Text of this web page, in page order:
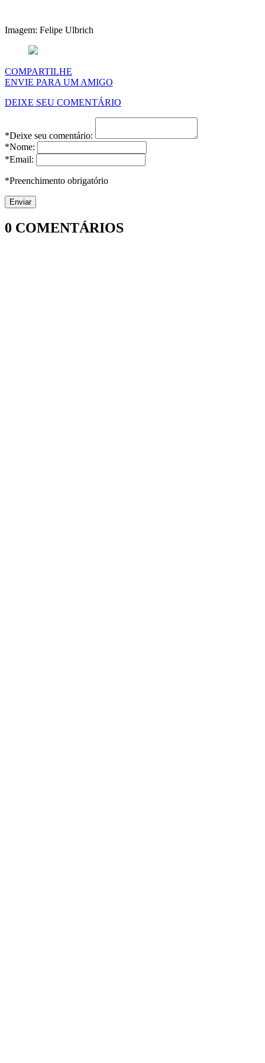
Imagem: Felipe Ulbrich
COMPARTILHE
ENVIE PARA UM AMIGO
DEIXE SEU COMENTÁRIO
*Deixe seu comentário:
*Nome:
*Email:
*Preenchimento obrigatório
0 COMENTÁRIOS